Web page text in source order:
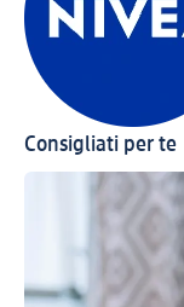
Consigliati per te